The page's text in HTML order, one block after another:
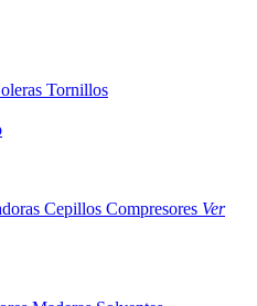
Tornillos
Cepillos Compresores Ver